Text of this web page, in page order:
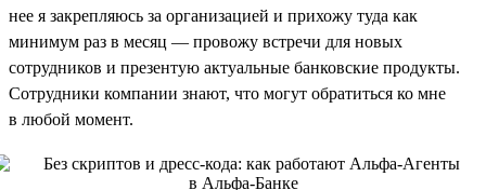
нее я закрепляюсь за организацией и прихожу туда как
минимум раз в месяц — провожу встречи для новых
сотрудников и презентую актуальные банковские продукты.
Сотрудники компании знают, что могут обратиться ко мне
в любой момент.